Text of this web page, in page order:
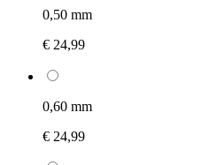
0,50 mm
€ 24,99
0,60 mm
€ 24,99